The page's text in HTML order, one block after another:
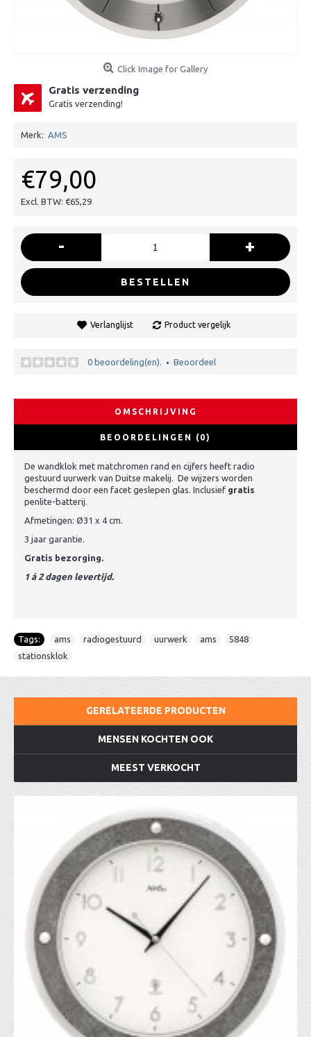
Click Image for Gallery
Gratis verzending
Gratis verzending!
Merk: AMS
€79,00
Excl. BTW: €65,29
- +
BESTELLEN
Verlanglijst Product vergelijk
0 beoordeling(en). • Beoordeel
OMSCHRIJVING
BEOORDELINGEN (0)
De wandklok met matchromen rand en cijfers heeft radio
gestuurd uurwerk van Duitse makelij. De wijzers worden
beschermd door een facet geslepen glas. Inclusief gratis
penlite-batterij.
Afmetingen: Ø31 x 4 cm.
3 jaar garantie.
Gratis bezorging.
1 á 2 dagen levertijd.
Tags: ams radiogestuurd uurwerk ams 5848
stationsklok
GERELATEERDE PRODUCTEN
MENSEN KOCHTEN OOK
MEEST VERKOCHT